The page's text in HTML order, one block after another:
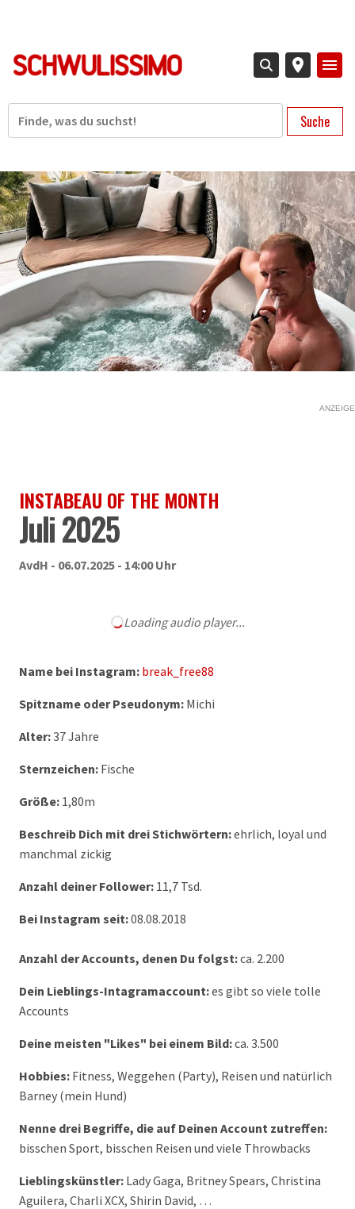
Suche
ANZEIGE
INSTABEAU OF THE MONTH
Juli 2025
AvdH - 06.07.2025 - 14:00 Uhr
Loading audio player...
Name bei Instagram: break_free88
Spitzname oder Pseudonym: Michi
Alter:37 Jahre
Sternzeichen: Fische
Größe: 1,80m
Beschreib Dich mit drei Stichwörtern:ehrlich, loyal und
manchmal zickig
Anzahl deiner Follower: 11,7 Tsd.
Bei Instagram seit:08.08.2018
Anzahl der Accounts, denen Du folgst:ca. 2.200
Dein Lieblings-Intagramaccount:es gibt so viele tolle
Accounts
Deine meisten "Likes" bei einem Bild:ca. 3.500
Hobbies: Fitness, Weggehen (Party), Reisen und natürlich
Barney (mein Hund)
Nenne drei Begriffe, die auf Deinen Account zutreffen:
bisschen Sport, bisschen Reisen und viele Throwbacks
Lieblingskünstler: Lady Gaga, Britney Spears, Christina
Aguilera, Charli XCX, Shirin David, …